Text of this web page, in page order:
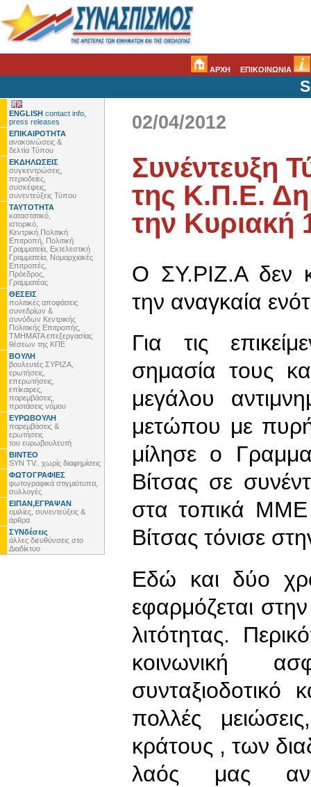
ΑΡΧΗ ΕΠΙΚΟΙΝΩΝΙΑ
ENGLISH contact info,
press releases
ΕΠΙΚΑΙΡΟΤΗΤΑ
ανακοινώσεις &
δελτία Τύπου
ΕΚΔΗΛΩΣΕΙΣ
συγκεντρώσεις,
περιοδείες,
συσκέψεις,
συνεντεύξεις Τύπου
ΤΑΥΤΟΤΗΤΑ
καταστατικό,
ιστορικό,
Κεντρική Πολιτική
Επιτροπή, Πολιτική
Γραμματεία, Εκτελεστική
Γραμματεία, Νομαρχιακές
Επιτροπές,
Πρόεδρος,
Γραμματέας
ΘΕΣΕΙΣ
πολιτικές αποφάσεις
συνεδρίων &
συνόδων Κεντρικής
Πολιτικής Επιτροπής,
ΤΜΗΜΑΤΑ επεξεργασίας
θέσεων της ΚΠΕ
ΒΟΥΛΗ
βουλευτές ΣΥΡΙΖΑ,
ερωτήσεις,
επερωτήσεις,
επίκαιρες,
παρεμβάσεις,
προτάσεις νόμου
ΕΥΡΩΒΟΥΛΗ
παρεμβάσεις &
ερωτήσεις
του ευρωβουλευτή
ΒΙΝΤΕΟ
SYN TV.. χωρίς διαφημίσεις
ΦΩΤΟΓΡΑΦΙΕΣ
φωτογραφικά στιγμιότυπα,
συλλογές
ΕΙΠΑΝ,ΕΓΡΑΨΑΝ
ομιλίες, συνεντεύξεις &
άρθρα
ΣΥΝδέσεις
άλλες διευθύνσεις στο
Διαδίκτυο
02/04/2012
Συνέντευξη
της Κ.Π.Ε.
την Κυριακή
Ο ΣΥ.ΡΙΖ.Α δεν
την αναγκαία
Για τις
σημασία τους
μεγάλου
μετώπου με
μίλησε ο
Βίτσας σε
στα τοπικά ΜΜΕ
Βίτσας τόνισε
Εδώ και δύο
εφαρμόζεται
λιτότητας.
κοινωνική
συνταξιοδοτικό
πολλές
κράτους , των
λαός μας